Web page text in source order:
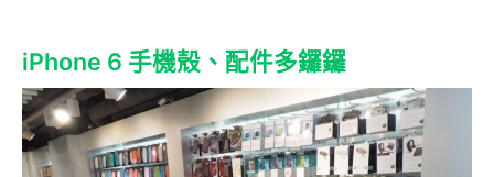
iPhone 6 手機殼、配件多鑼鑼